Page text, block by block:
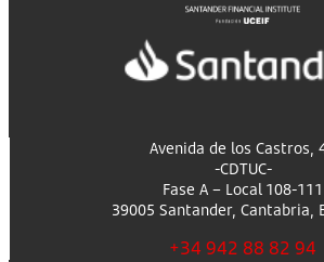
Avenida de los Castros,
-CDTUC-
Fase A – Local 108-111
39005 Santander, Cantabria,
+34 942 88 82 94